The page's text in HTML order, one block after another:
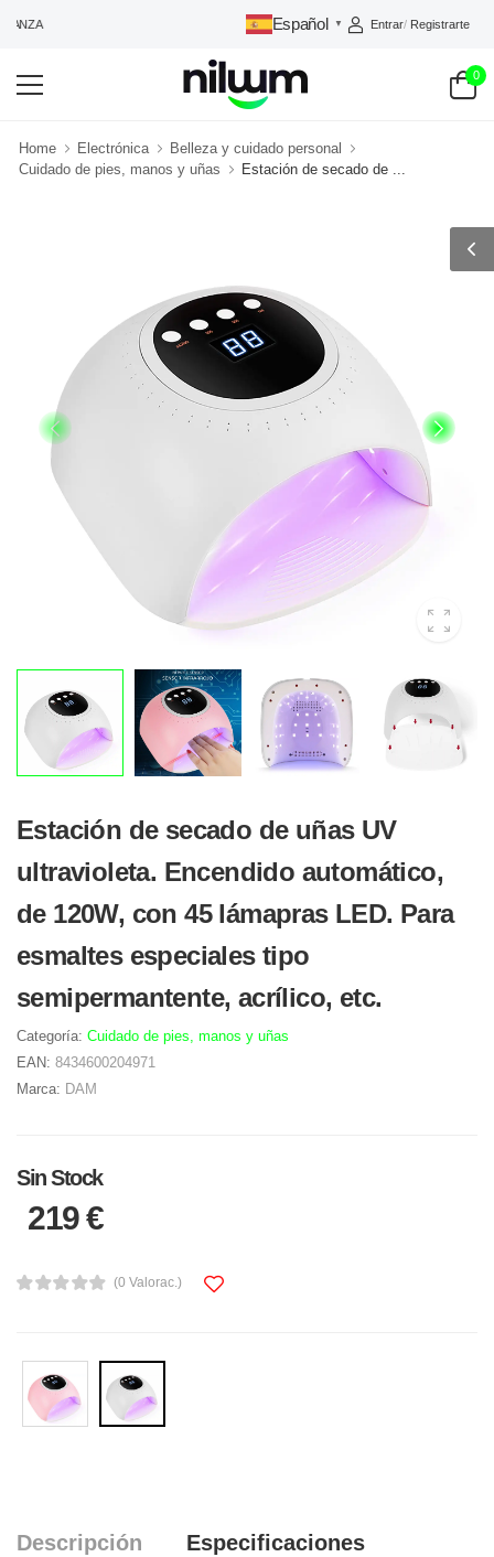
Español ▼ Entrar/ Registrarte
0
Home Electrónica
Belleza y cuidado personal
Cuidado de pies, manos y uñas
Estación de secado de ...
Estación de secado de uñas UV
ultravioleta. Encendido automático,
de 120W, con 45 lámapras LED. Para
esmaltes especiales tipo
semipermantente, acrílico, etc.
Categoría: Cuidado de pies, manos y uñas
EAN: 8434600204971
Marca: DAM
Sin Stock
219 €
(0 Valorac.)
Descripción Especificaciones